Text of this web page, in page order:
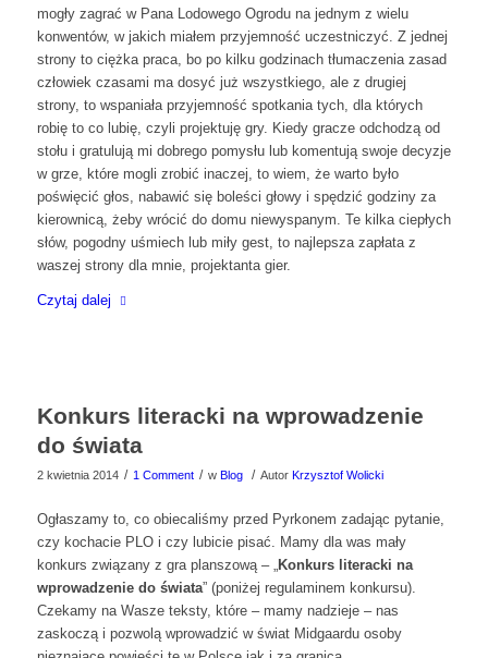
mogły zagrać w Pana Lodowego Ogrodu na jednym z wielu
konwentów, w jakich miałem przyjemność uczestniczyć. Z jednej
strony to ciężka praca, bo po kilku godzinach tłumaczenia zasad
człowiek czasami ma dosyć już wszystkiego, ale z drugiej
strony, to wspaniała przyjemność spotkania tych, dla których
robię to co lubię, czyli projektuję gry. Kiedy gracze odchodzą od
stołu i gratulują mi dobrego pomysłu lub komentują swoje decyzje
w grze, które mogli zrobić inaczej, to wiem, że warto było
poświęcić głos, nabawić się boleści głowy i spędzić godziny za
kierownicą, żeby wrócić do domu niewyspanym. Te kilka ciepłych
słów, pogodny uśmiech lub miły gest, to najlepsza zapłata z
waszej strony dla mnie, projektanta gier.
Czytaj dalej
Konkurs literacki na wprowadzenie
do świata
2 kwietnia 2014 / 1 Comment / w Blog / Autor Krzysztof Wolicki
Ogłaszamy to, co obiecaliśmy przed Pyrkonem zadając pytanie,
czy kochacie PLO i czy lubicie pisać. Mamy dla was mały
konkurs związany z gra planszową – „ Konkurs literacki na
wprowadzenie do świata” (poniżej regulaminem konkursu).
Czekamy na Wasze teksty, które – mamy nadzieje – nas
zaskoczą i pozwolą wprowadzić w świat Midgaardu osoby